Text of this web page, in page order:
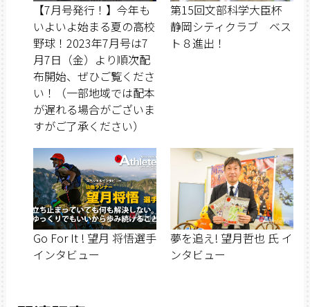
【7月号発行！】今年も
いよいよ始まる夏の高校
野球！2023年7月号は7
月7日（金）より順次配
布開始、ぜひご覧くださ
い！（一部地域では配本
が遅れる場合がございま
すがご了承ください）
第15回文部科学大臣杯
静岡シティクラブ ベス
ト８進出！
Go For It ! 望月 将悟選手
インタビュー
夢を追え! 望月哲也 氏 イ
ンタビュー